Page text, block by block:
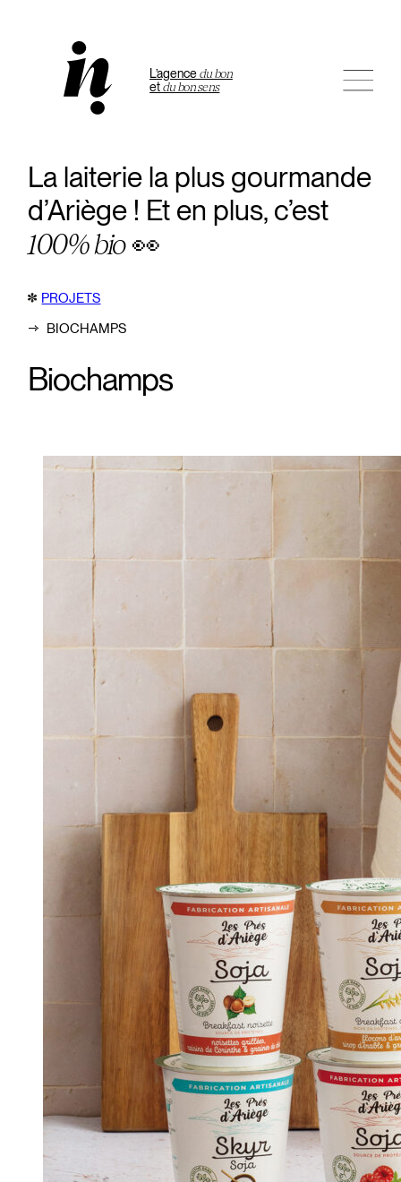
L’agencedu bon
etdu bon sens
La laiterie la plus gourmande
d’Ariège ! Et en plus, c’est
100% bio👀
PROJETS
BIOCHAMPS
Biochamps